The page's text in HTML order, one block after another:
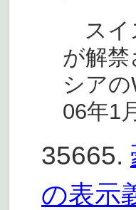
スイ
が解
シア
06年1
35665.
の表示